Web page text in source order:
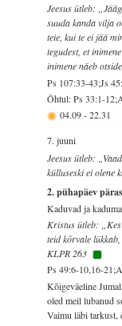
Jeesus ütleb:
suuda kanda vilja
teie, kui te ei jää
tegudest, et
inimene näeb
Ps 107:33-43;Js
Õhtul: Ps 33:1-
04.09-22.31
7. juuni
Jeesus ütleb:
külluseski ei olene
2. pühapäev
Kaduvad ja
Kristus ütleb:
teid kõrvale
KLPR 263
Ps 49:6-10,16-
Kõigeväeline
oled meil lubanud
Vaimu läbi tarkust,